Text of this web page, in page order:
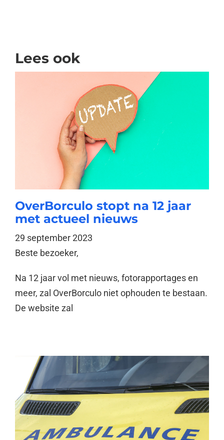
Lees ook
OverBorculo stopt na 12 jaar
met actueel nieuws
29 september 2023
Beste bezoeker,
Na 12 jaar vol met nieuws, fotorapportages en
meer, zal OverBorculo niet ophouden te bestaan.
De website zal